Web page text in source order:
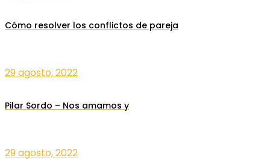
Cómo resolver los conflictos de pareja
29 agosto, 2022
Pilar Sordo – Nos amamos y
29 agosto, 2022